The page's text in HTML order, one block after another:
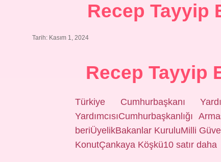
Recep Tayyip
Tarih: Kasım 1, 2024
Recep Tayyip
Türkiye Cumhurbaşkanı
YardımcısıCumhurbaşkanlığı
beriÜyelikBakanlar KuruluMilli
KonutÇankaya Köşkü10 satır daha